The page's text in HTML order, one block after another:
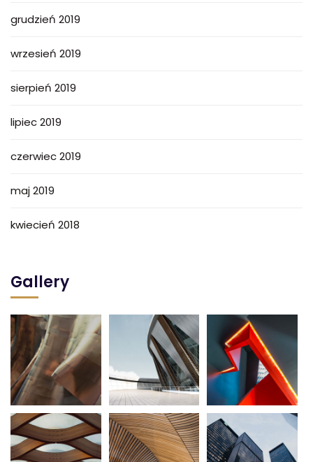
grudzień 2019
wrzesień 2019
sierpień 2019
lipiec 2019
czerwiec 2019
maj 2019
kwiecień 2018
Gallery